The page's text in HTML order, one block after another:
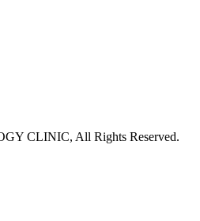
CLINIC, All Rights Reserved.